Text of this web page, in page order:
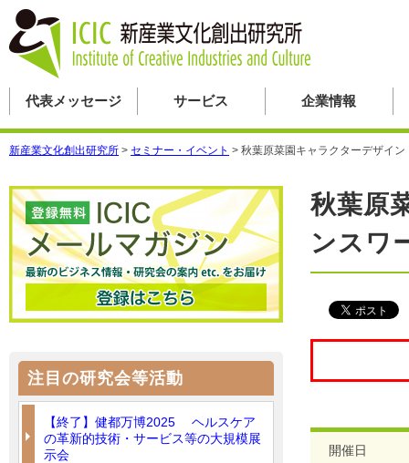
代表メッセージ サービス 企業情報
新産業文化創出研究所 > セミナー・イベント > 秋葉原菜園キャラクターデザイ
秋葉原
ンスワ
開催日
注目の研究会等活動
【終了】健都万博2025 ヘルスケア
の革新的技術・サービス等の大規模展
示会